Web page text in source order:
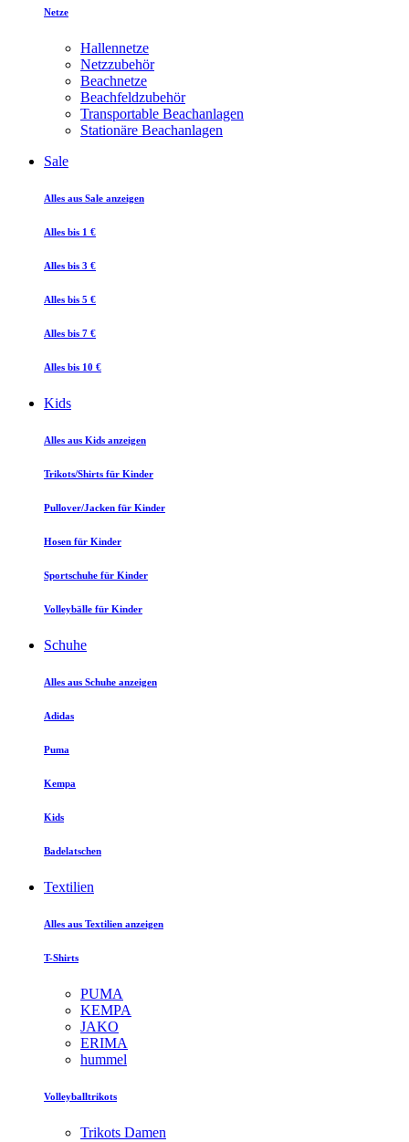
Netze
Hallennetze
Netzzubehör
Beachnetze
Beachfeldzubehör
Transportable Beachanlagen
Stationäre Beachanlagen
Sale
Alles aus Sale anzeigen
Alles bis 1 €
Alles bis 3 €
Alles bis 5 €
Alles bis 7 €
Alles bis 10 €
Kids
Alles aus Kids anzeigen
Trikots/Shirts für Kinder
Pullover/Jacken für Kinder
Hosen für Kinder
Sportschuhe für Kinder
Volleybälle für Kinder
Schuhe
Alles aus Schuhe anzeigen
Adidas
Puma
Kempa
Kids
Badelatschen
Textilien
Alles aus Textilien anzeigen
T-Shirts
PUMA
KEMPA
JAKO
ERIMA
hummel
Volleyballtrikots
Trikots Damen